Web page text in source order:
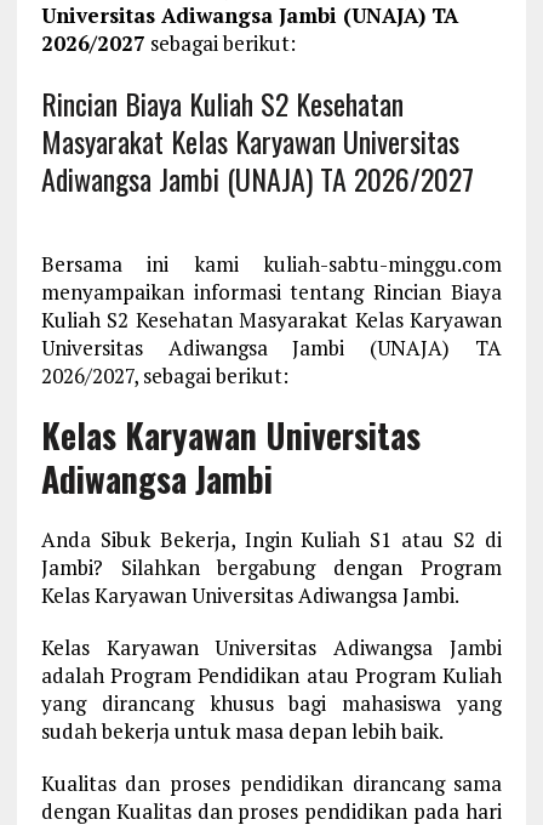
Universitas Adiwangsa Jambi (UNAJA) TA
2026/2027 sebagai berikut:
Rincian Biaya Kuliah S2 Kesehatan
Masyarakat Kelas Karyawan Universitas
Adiwangsa Jambi (UNAJA) TA 2026/2027
Bersama ini kami kuliah-sabtu-minggu.com
menyampaikan informasi tentang Rincian Biaya
Kuliah S2 Kesehatan Masyarakat Kelas Karyawan
Universitas Adiwangsa Jambi (UNAJA) TA
2026/2027, sebagai berikut:
Kelas Karyawan Universitas
Adiwangsa Jambi
Anda Sibuk Bekerja, Ingin Kuliah S1 atau S2 di
Jambi? Silahkan bergabung dengan Program
Kelas Karyawan Universitas Adiwangsa Jambi.
Kelas Karyawan Universitas Adiwangsa Jambi
adalah Program Pendidikan atau Program Kuliah
yang dirancang khusus bagi mahasiswa yang
sudah bekerja untuk masa depan lebih baik.
Kualitas dan proses pendidikan dirancang sama
dengan Kualitas dan proses pendidikan pada hari